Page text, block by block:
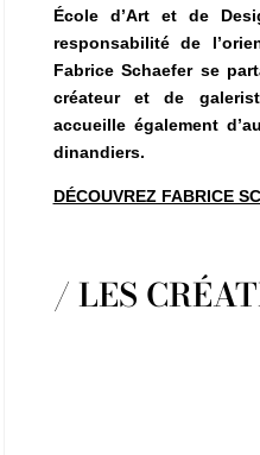
École d’Art et de
responsabilité de
Fabrice Schaefer se
créateur et de
accueille également
dinandiers.
DÉCOUVREZ FABRICE
/ LES